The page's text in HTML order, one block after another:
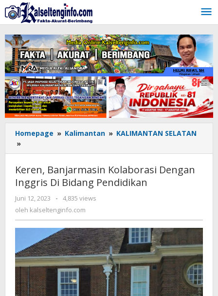
Lewati
ke
konten
Homepage » Kalimantan » KALIMANTAN SELATAN
»
Banjarmasin
Dengan
Inggris
Di
Bidang
Pendidikan
Keren, Banjarmasin Kolaborasi Dengan
Inggris Di Bidang Pendidikan
Juni 12, 2023
oleh
kalseltenginfo.com
-
4,835 views
oleh kalseltenginfo.com